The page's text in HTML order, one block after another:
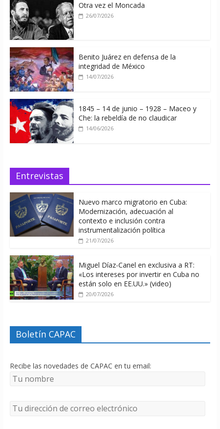
Otra vez el Moncada
26/07/2026
Benito Juárez en defensa de la
integridad de México
14/07/2026
1845 – 14 de junio – 1928 – Maceo y
Che: la rebeldía de no claudicar
14/06/2026
Entrevistas
Nuevo marco migratorio en Cuba:
Modernización, adecuación al
contexto e inclusión contra
instrumentalización política
21/07/2026
Miguel Díaz-Canel en exclusiva a RT:
«Los intereses por invertir en Cuba no
están solo en EE.UU.» (video)
20/07/2026
Boletín CAPAC
Recibe las novedades de CAPAC en tu email: